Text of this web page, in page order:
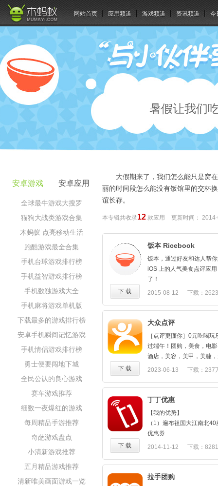
网站首页 应用频道 游戏频道 资讯频道 今
暑假让我们
安卓游戏 安卓应用
全球最牛游戏大搜罗
猫狗大战类游戏合集
木蚂蚁 点亮移动生活
跑酷游戏最全合集
手机台球游戏排行榜
手机益智游戏排行榜
手机数独游戏大全
手机麻将游戏单机版
下载最多的游戏排行榜
安卓手机瞬间记忆游戏
手机情侣游戏排行榜
勇士便要闯地下城
全民公认的良心游戏
赛车游戏推荐
细数一夜爆红的游戏
每周精品手游推荐
奇葩游戏盘点
小清新游戏推荐
五月精品游戏推荐
清新唯美画面游戏一览
大假期来了，我们怎么能只是窝
丽的时间段怎么能没有饭馆里的交杯
谊长存。
本专辑共收录12 款应用 更新时间：
饭本 Ricebook
饭本，通过好友和达人帮
iOS 上的人气美食点评应
了！
亮点：
从此远离陌生人和水军的
*社会化标签：通过名人推
加上好友和达人的推荐，
馆。
*个性推荐：通过智能算法
和点评。
*达人云集：全国各地数百
*收藏榜单：如果太懒，收
单，跟着 TA 吃。
*发起问答：不知道吃什
达人群发私信。
功能：
*发布点评：吃得爽啦，告
得不爽，吐个嘈。
2015-08-12 下载：
下 载
大众点评
［点评更懂你］0元吃喝
过端午！团购，美食，电
酒店，美容，美甲，美睫
点评！用闪惠，闪电买单
持微信、支付宝、银行卡
返现！成功消费团购，送
2023-06-13 下载：237
下 载
丁丁优惠
【我的优势】
（1）遍布祖国大江南北
优惠券
（2）手机展示即享优惠，
（3）全场超值购买券，最
下手
2014-11-12 下载：
下 载
拉手团购